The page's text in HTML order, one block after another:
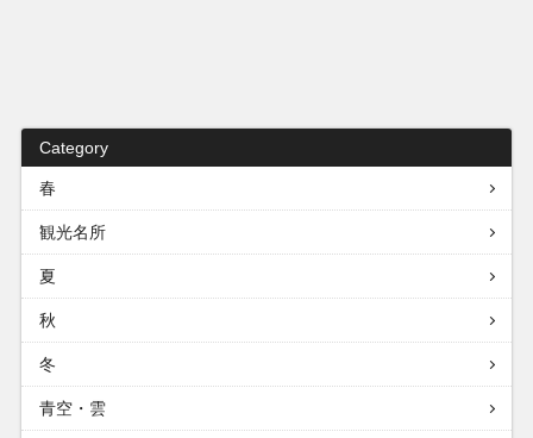
Category
春
観光名所
夏
秋
冬
青空・雲